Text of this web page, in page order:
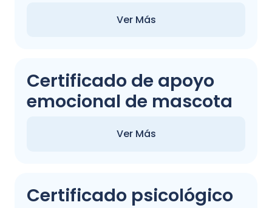
Ver Más
Certificado de apoyo
emocional de mascota
Ver Más
Certificado psicológico